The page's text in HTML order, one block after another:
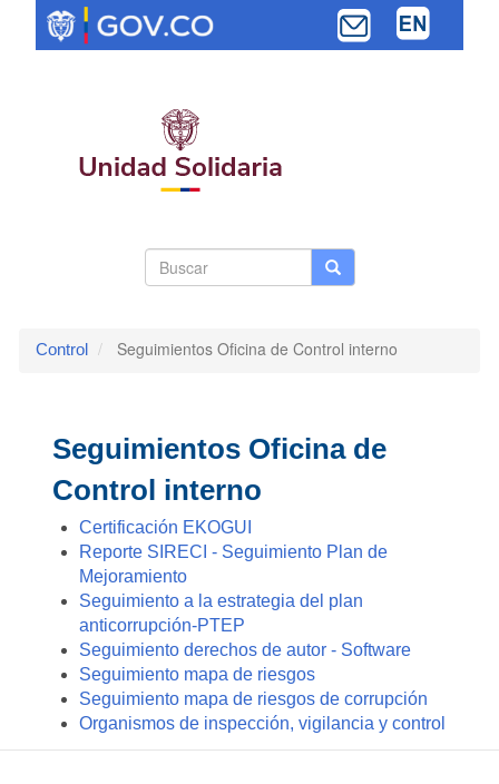
contenido
Buscar Buscar
Control Seguimientos Oficina de Control interno
Seguimientos Oficina de
Control interno
Certificación EKOGUI
Reporte SIRECI - Seguimiento Plan de
Mejoramiento
Seguimiento a la estrategia del plan
anticorrupción-PTEP
Seguimiento derechos de autor - Software
Seguimiento mapa de riesgos
Seguimiento mapa de riesgos de corrupción
Organismos de inspección, vigilancia y control